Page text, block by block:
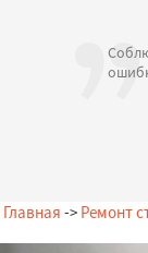
Главная -> Ремонт